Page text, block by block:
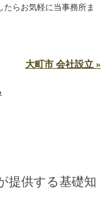
たらお気軽に当事務所ま
大町市 会社設立 »
提供する基礎知